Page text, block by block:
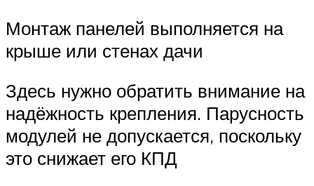
Монтаж панелей выполняется на
крыше или стенах дачи
Здесь нужно обратить внимание на
надёжность крепления. Парусность
модулей не допускается, поскольку
это снижает его КПД